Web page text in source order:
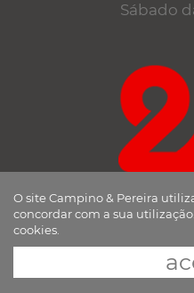
Sábado
a
O site Campino & Pereira
concordar com a sua utilização.
cookies.